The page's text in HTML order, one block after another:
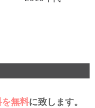
無料に致します。